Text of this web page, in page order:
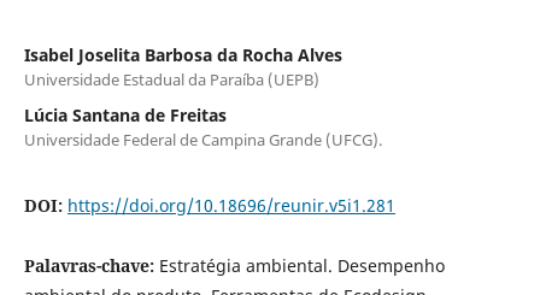
Isabel Joselita Barbosa da Rocha Alves
Universidade Estadual da Paraíba (UEPB)
Lúcia Santana de Freitas
Universidade Federal de Campina Grande (UFCG).
DOI: https://doi.org/10.18696/reunir.v5i1.281
Palavras-chave: Estratégia ambiental. Desempenho